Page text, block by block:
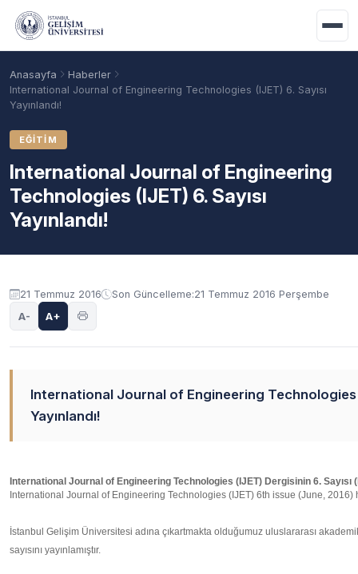
Ana içeriğe geç
Anasayfa
Haberler
International Journal of Engineering Technologies (IJET) 6. Sayısı
Yayınlandı!
EĞITIM
International Journal of Engineering
Technologies (IJET) 6. Sayısı
Yayınlandı!
21 Temmuz 2016 Son Güncelleme:21 Temmuz 2016 Perşembe
A- A+
International Journal of Engineering Technologies
Yayınlandı!
International Journal of Engineering Technologies (IJET) 6th issue (June,
İstanbul Gelişim Üniversitesi adına çıkartmakta olduğumuz uluslararası
sayısını yayınlamıştır.